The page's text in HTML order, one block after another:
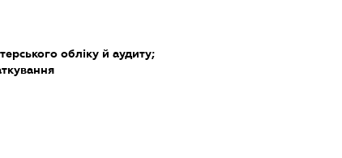
обліку й аудиту;